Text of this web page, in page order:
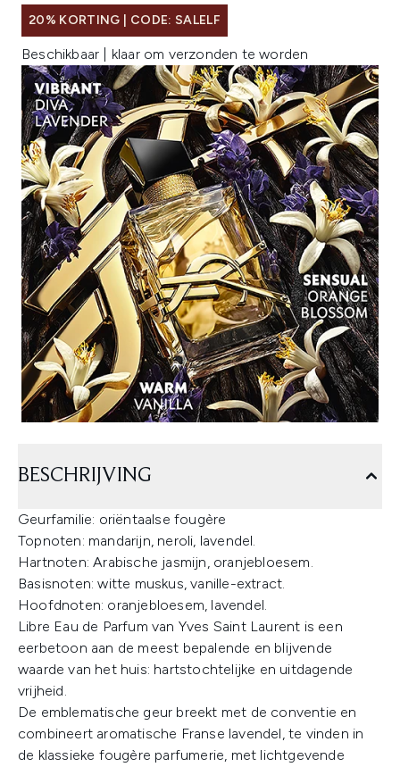
20% KORTING | CODE: SALELF
Beschikbaar | klaar om verzonden te worden
BESCHRIJVING
Geurfamilie: oriëntaalse fougère
Topnoten: mandarijn, neroli, lavendel.
Hartnoten: Arabische jasmijn, oranjebloesem.
Basisnoten: witte muskus, vanille-extract.
Hoofdnoten: oranjebloesem, lavendel.
Libre Eau de Parfum van Yves Saint Laurent is een
eerbetoon aan de meest bepalende en blijvende
waarde van het huis: hartstochtelijke en uitdagende
vrijheid.
De emblematische geur breekt met de conventie en
combineert aromatische Franse lavendel, te vinden in
de klassieke fougère parfumerie, met lichtgevende